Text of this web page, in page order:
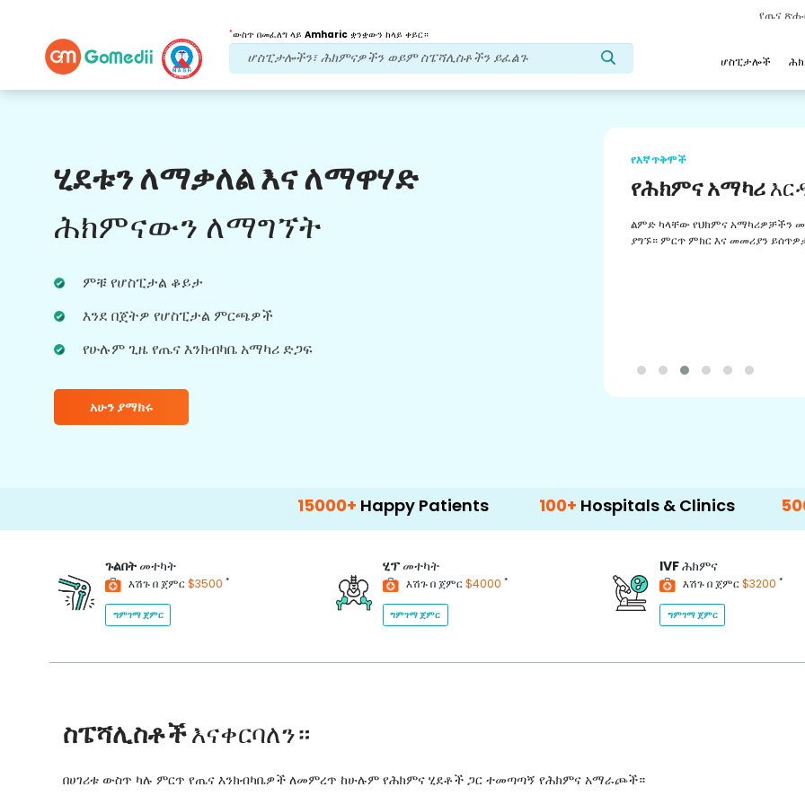
የጤና
*ውስጥ በመፈለግ ላይ Amharic ቋንቋውን ከላይ ቀይር።
ሆስፒታሎች
ሂደቱን ለማቃለል እና ለማዋሃድ
ሕክምናውን ለማግኘት
ምቹ የሆስፒታል ቆይታ
እንደ በጀትዎ የሆስፒታል ምርጫዎች
የሁሉም ጊዜ የጤና እንክብካቤ አማካሪ ድጋፍ
አሁን ያማክሩ
የድህረ ህክምናክትትል
የሚደረግበት እንክብካቤ
በሕክምና ፍላጎቶችዎ ላይ መደበኛ ዝመናዎች።
የእኛ ጥቅሞች
የሕክምና አማካሪ
ልምድ ካላቸው የህክምና አማካሪዎቻችን
ያግኙ። ምርጥ ምክር እና መመሪያን
Happy Patients 100+ Hospitals & Clinics 500+
ጉልበትመተካት
እሽጉ በ ጀምር$3500 *
ግምገማ ጀምር
ሂፕመተካት
እሽጉ በ ጀምር$4000 *
ግምገማ ጀምር
IVFሕክምና
እሽጉ በ ጀምር$3200 *
ግምገማ ጀምር
ስፔሻሊስቶችእናቀርባለን።
በሀገሪቱ ውስጥ ካሉ ምርጥ የጤና እንክብካቤዎች ለመምረጥ ከሁሉም የሕክምና ሂደቶች ጋር ተመጣጣኝ የሕክምና አማራጮች።